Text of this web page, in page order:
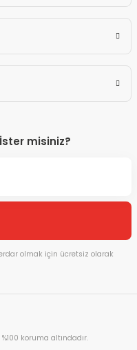
misiniz?
olmak için ücretsiz olarak
koruma altındadır.